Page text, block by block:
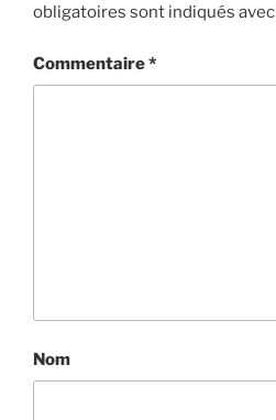
obligatoires sont indiqués avec
Commentaire*
Nom